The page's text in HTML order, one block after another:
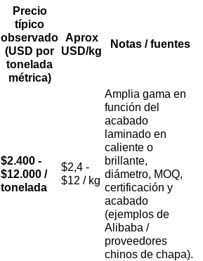
Precio
típico
observado
(USD por
tonelada
métrica)
Aprox
USD/kg
Notas / fuentes
$2.400 -
$12.000 /
tonelada
$2,4 -
$12 / kg
Amplia gama en
función del
acabado
laminado en
caliente o
brillante,
diámetro, MOQ,
certificación y
acabado
(ejemplos de
Alibaba /
proveedores
chinos de chapa).